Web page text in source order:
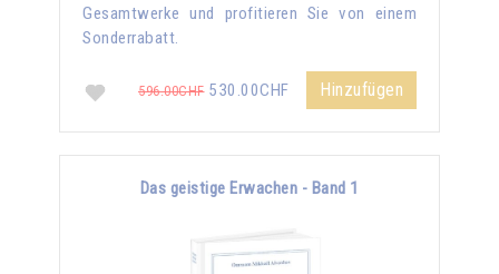
Gesamtwerke und profitieren Sie von einem
Sonderrabatt.
596.00CHF530.00CHF Hinzufügen
Das geistige Erwachen - Band 1